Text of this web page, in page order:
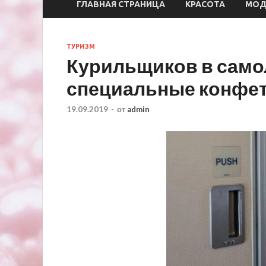
ГЛАВНАЯ СТРАНИЦА КРАСОТА
ТУРИЗМ
Курильщиков в
специальные
19.09.2019 - от admin